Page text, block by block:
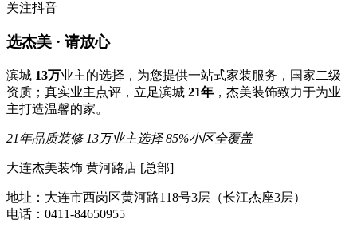
关注抖音
选杰美 · 请放心
滨城 13万业主的选择，为您提供一站式家装服务，国家二级
资质；真实业主点评，立足滨城 21年 ，杰美装饰致力于为业
主打造温馨的家。
21年品质装修 13万业主选择 85%小区全覆盖
大连杰美装饰 黄河路店 [总部]
地址：大连市西岗区黄河路118号3层（长江杰座3层）
电话：0411-84650955